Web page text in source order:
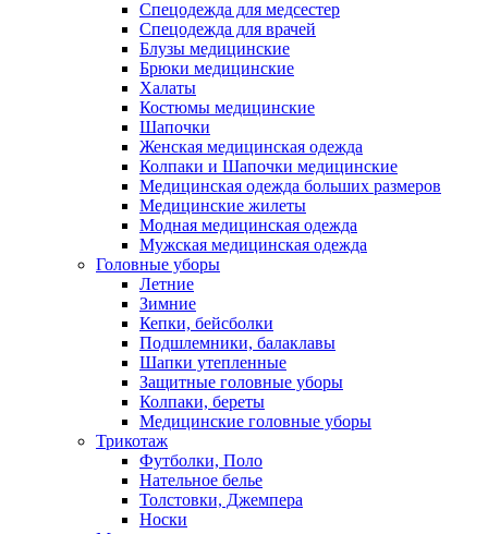
Спецодежда для медсестер
Спецодежда для врачей
Блузы медицинские
Брюки медицинские
Халаты
Костюмы медицинские
Шапочки
Женская медицинская одежда
Колпаки и Шапочки медицинские
Медицинская одежда больших размеров
Медицинские жилеты
Модная медицинская одежда
Мужская медицинская одежда
Головные уборы
Летние
Зимние
Кепки, бейсболки
Подшлемники, балаклавы
Шапки утепленные
Защитные головные уборы
Колпаки, береты
Медицинские головные уборы
Трикотаж
Футболки, Поло
Нательное белье
Толстовки, Джемпера
Носки